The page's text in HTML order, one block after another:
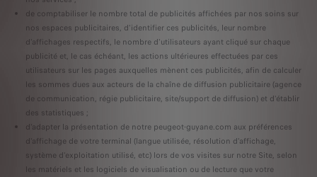
de comptabiliser le nombre total de publicités affichées par nos soins sur
nos espaces publicitaires, d'identifier ces publicités, leur nombre
d'affichages respectifs, le nombre d'utilisateurs ayant cliqué sur chaque
publicité et, le cas échéant, les actions ultérieures effectuées par ces
utilisateurs sur les pages auxquelles mènent ces publicités, afin de calculer
les sommes dues aux acteurs de la chaîne de diffusion publicitaire (agence
de communication, régie publicitaire, site/support de diffusion) et d'établir
des statistiques ;
d'adapter la présentation de notre peugeot-guyane.com aux préférences
d'affichage de votre terminal (langue utilisée, résolution d'affichage,
système d'exploitation utilisé, etc) lors de vos visites sur notre Site, selon
les matériels et les logiciels de visualisation ou de lecture que votre